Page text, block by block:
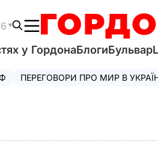
у ГордонаБлогиБульвар
ПЕРЕГОВОРИ ПРО МИР В